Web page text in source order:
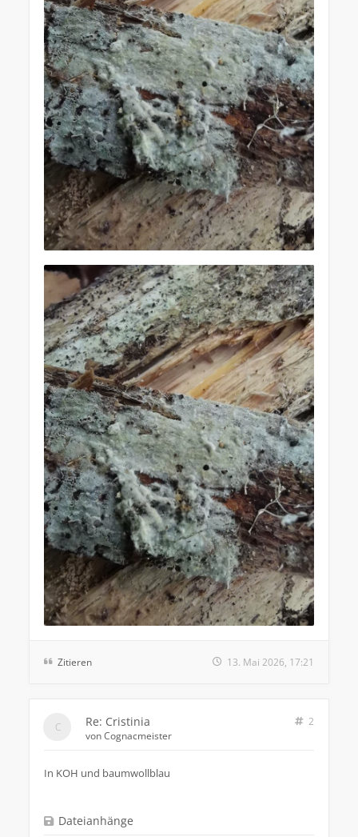
Zitieren 13. Mai 2026, 17:21
Re: Cristinia
2
vonCognacmeister
In KOH und baumwollblau
Dateianhänge